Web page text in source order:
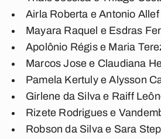
Airla Roberta e Antonio Allef
Mayara Raquel e Esdras
Apolônio Régis e Maria
Marcos Jose e Claudiana
Pamela Kertuly e Alysson
Girlene da Silva e Raiff
Rizete Rodrigues e
Robson da Silva e Sara